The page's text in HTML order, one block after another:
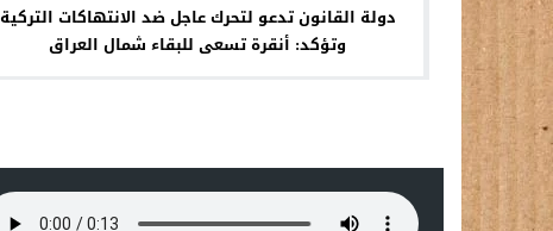
دولة القانون تدعو لتحرك عاجل ضد الانتهاكات التركية
وتؤكد: أنقرة تسعى للبقاء شمال العراق